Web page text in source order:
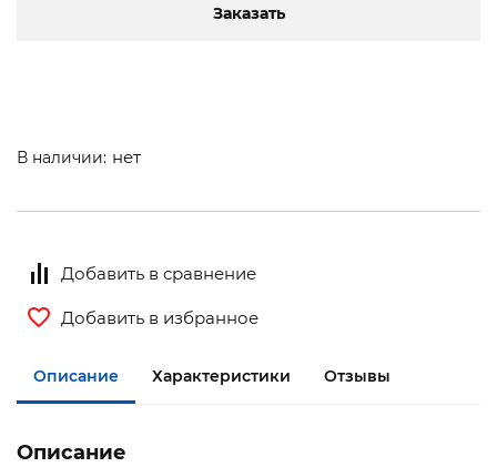
Заказать
В наличии: нет
Добавить в сравнение
Добавить в избранное
Описание Характеристики Отзывы
Описание